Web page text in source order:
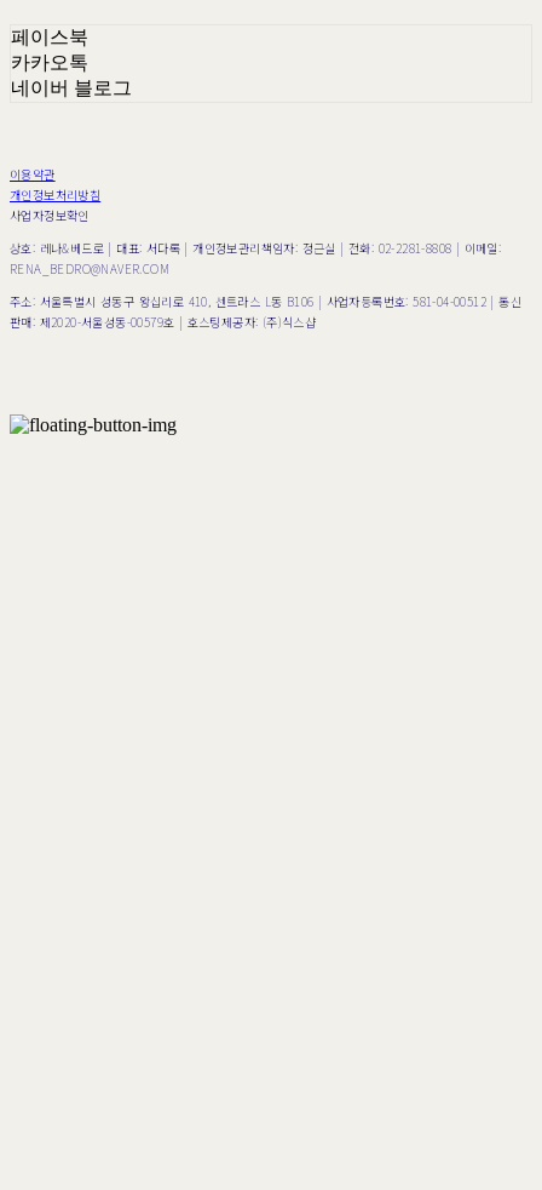
페이스북
카카오톡
네이버 블로그
이용약관
개인정보처리방침
사업자정보확인
상호: 레나&베드로 | 대표: 서다록 | 개인정보관리책임자: 정근실 | 전화: 02-2281-8808 | 이메일:
RENA_BEDRO@NAVER.COM
주소: 서울특별시 성동구 왕십리로 410, 센트라스 L동 B106 | 사업자등록번호:581-04-00512 | 통신
판매: 제2020-서울성동-00579호 | 호스팅제공자: (주)식스샵